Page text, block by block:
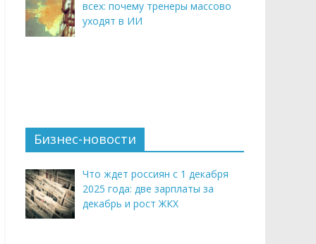
всех: почему тренеры массово
уходят в ИИ
Бизнес-новости
Что ждет россиян с 1 декабря
2025 года: две зарплаты за
декабрь и рост ЖКХ